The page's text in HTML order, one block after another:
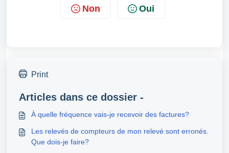
Non Oui
Print
Articles dans ce dossier -
À quelle fréquence vais-je recevoir des factures?
Les relevés de compteurs de mon relevé sont erronés.
Que dois-je faire?